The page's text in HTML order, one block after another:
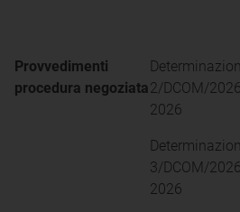
Provvedimenti
procedura negoziata2/DCOM/
2026
3/DCOM/
2026